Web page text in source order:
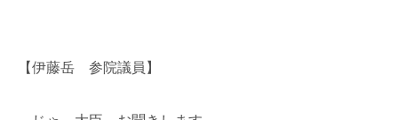
【伊藤岳 参院議員】